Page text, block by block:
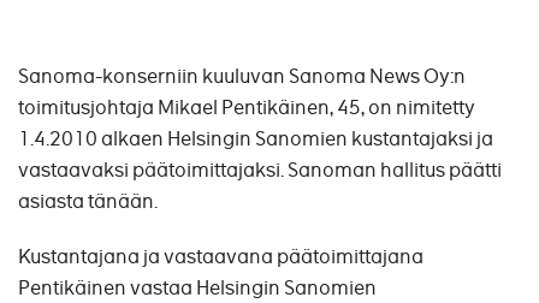
Sanoma-konserniin kuuluvan Sanoma News Oy:n
toimitusjohtaja Mikael Pentikäinen, 45, on nimitetty
1.4.2010 alkaen Helsingin Sanomien kustantajaksi ja
vastaavaksi päätoimittajaksi. Sanoman hallitus päätti
asiasta tänään.
Kustantajana ja vastaavana päätoimittajana
Pentikäinen vastaa Helsingin Sanomien